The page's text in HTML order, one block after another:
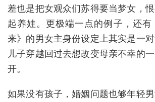
差也是把女观众们苏得要当梦女，
起养娃。更极端一点的例子，还有
来》的男女主身份设定上其实是一
儿子穿越回过去想改变母亲不幸的
开。
如果没有孩子，婚姻问题也够年轻